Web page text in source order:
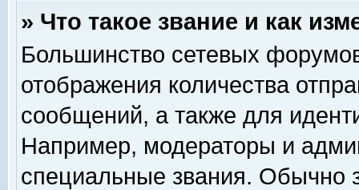
» Что такое звание и как
Большинство сетевых
отображения количества
сообщений, а также для
Например, модераторы и
специальные звания. Обычно